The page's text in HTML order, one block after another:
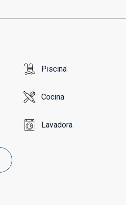
Piscina
Cocina
Lavadora